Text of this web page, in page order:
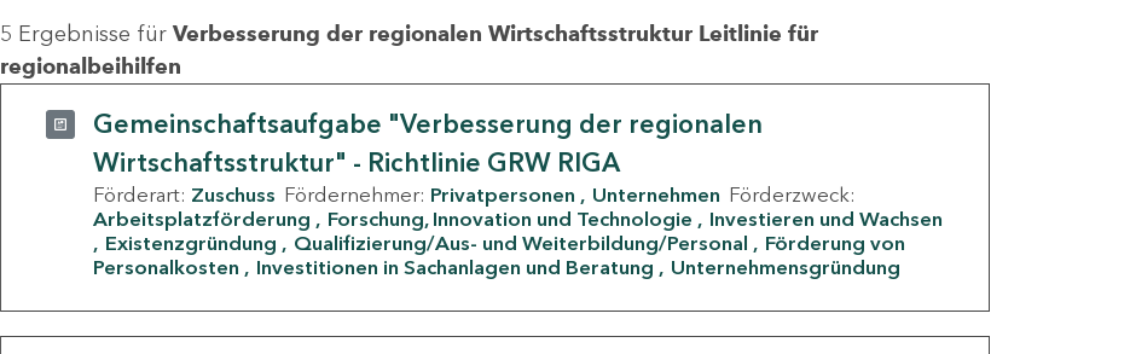
5 Ergebnisse für Verbesserung der regionalen Wirtschaftsstruktur Leitlinie für
regionalbeihilfen
Gemeinschaftsaufgabe "Verbesserung der regionalen
Wirtschaftsstruktur" - Richtlinie GRW RIGA
Förderart: Zuschuss Fördernehmer: Privatpersonen Unternehmen Förderzweck:
Arbeitsplatzförderung
Forschung, Innovation und Technologie
Investieren und Wachsen
Existenzgründung
Qualifizierung/Aus- und Weiterbildung/Personal
Förderung von
Personalkosten
Investitionen in Sachanlagen und Beratung Unternehmensgründung